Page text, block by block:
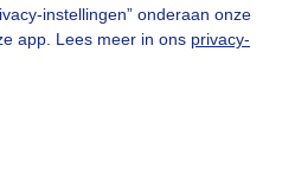
instellingen” onderaan onze
app. Lees meer in ons privacy-